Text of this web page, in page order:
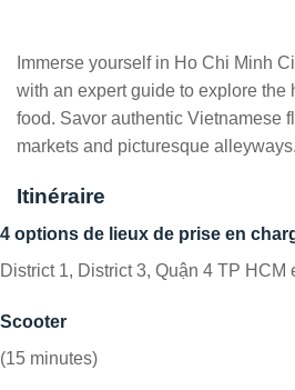
Immerse yourself in Ho Chi Minh
with an expert guide to explore the
food. Savor authentic Vietnamese
markets and picturesque alleyways.
Itinéraire
4 options de lieux de prise en
District 1, District 3, Quận 4 TP HCM
Scooter
(15 minutes)